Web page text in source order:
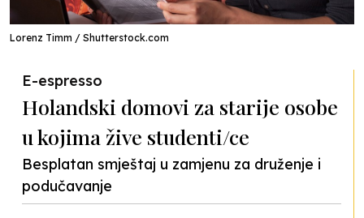
Lorenz Timm / Shutterstock.com
E-espresso
Holandski domovi za starije osobe
u kojima žive studenti/ce
Besplatan smještaj u zamjenu za druženje i
podučavanje